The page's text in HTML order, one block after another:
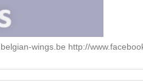
wings.be http://